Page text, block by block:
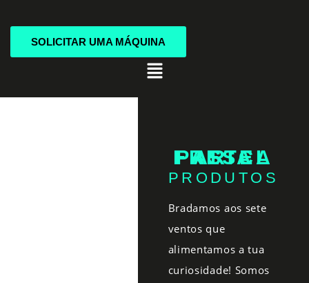
content
Menu
SOLICITAR UMA MÁQUINA
PASTELARIA FRESCA
PRODUTOS
Bradamos aos sete
ventos que
alimentamos a tua
curiosidade! Somos